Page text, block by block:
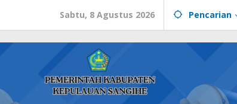
Sabtu, 8 Agustus 2026 Pencarian